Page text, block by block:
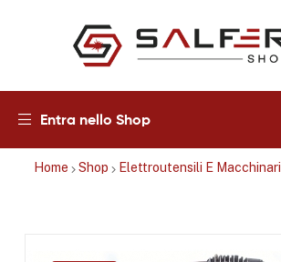
Salfershop
Entra nello Shop
Home Shop Elettroutensili E Macchinari